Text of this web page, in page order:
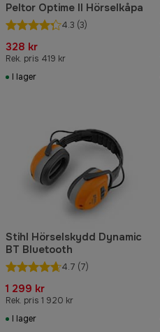
Peltor Optime II Hörselkåpa
4.3 (3)
328 kr
Rek. pris 419 kr
I lager
Stihl Hörselskydd Dynamic
BT Bluetooth
4.7 (7)
1 299 kr
Rek. pris 1 920 kr
I lager